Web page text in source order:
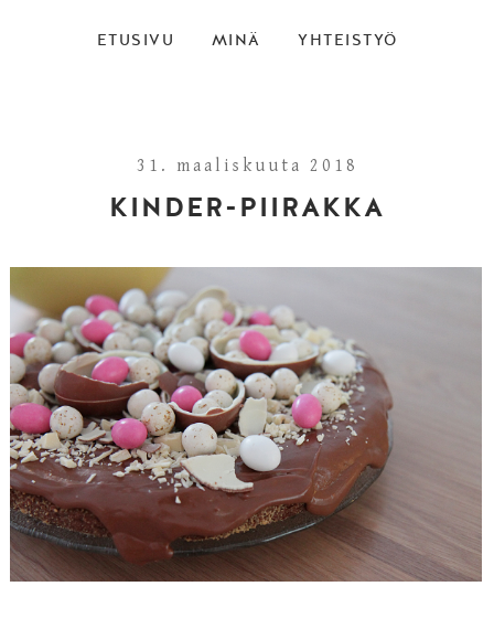
ETUSIVU MINÄ YHTEISTYÖ
31. maaliskuuta 2018
KINDER-PIIRAKKA